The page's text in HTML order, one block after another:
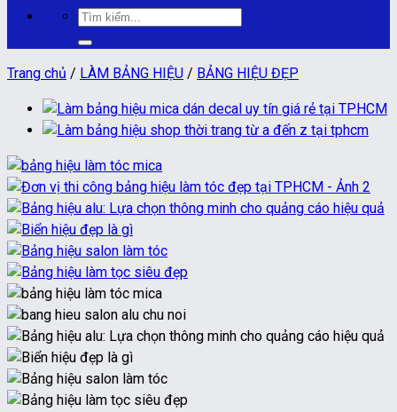
Tìm
kiếm:
Trang chủ / LÀM BẢNG HIỆU / BẢNG HIỆU ĐẸP